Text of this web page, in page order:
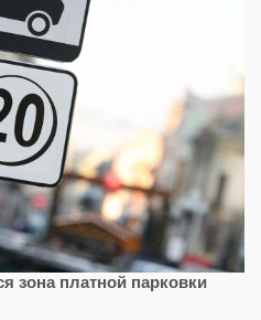
зона платной парковки